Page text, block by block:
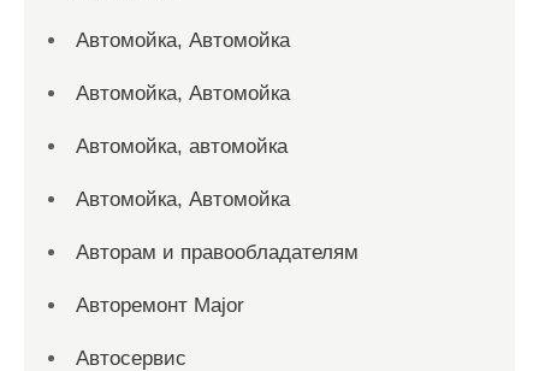
Автомойка, Автомойка
Автомойка, Автомойка
Автомойка, автомойка
Автомойка, Автомойка
Авторам и правообладателям
Авторемонт Major
Автосервис